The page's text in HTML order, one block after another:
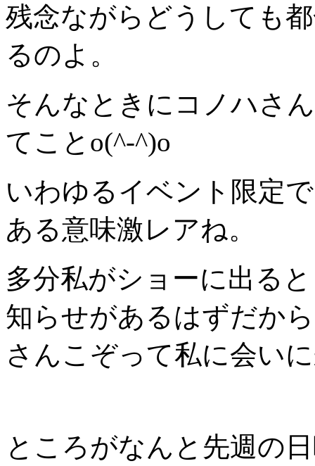
残念ながらどうしても
るのよ。
そんなときにコノハさ
てことo(^-^)o
いわゆるイベント限定
ある意味激レアね。
多分私がショーに出る
知らせがあるはずだか
さんこぞって私に会い
ところがなんと先週の